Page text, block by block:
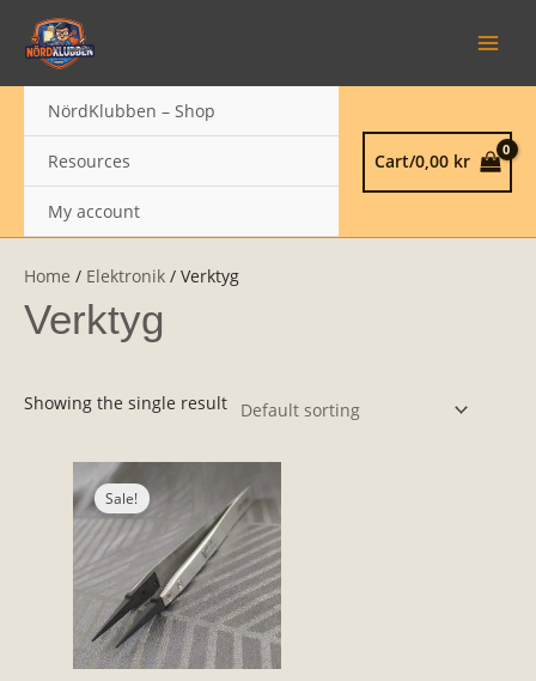
content
NördKlubben – Shop
Resources
My account
Cart/0,00 kr
Home / Elektronik / Verktyg
Verktyg
Showing the single result
Sale!price
was:
139,00 kr.79,00 kr.